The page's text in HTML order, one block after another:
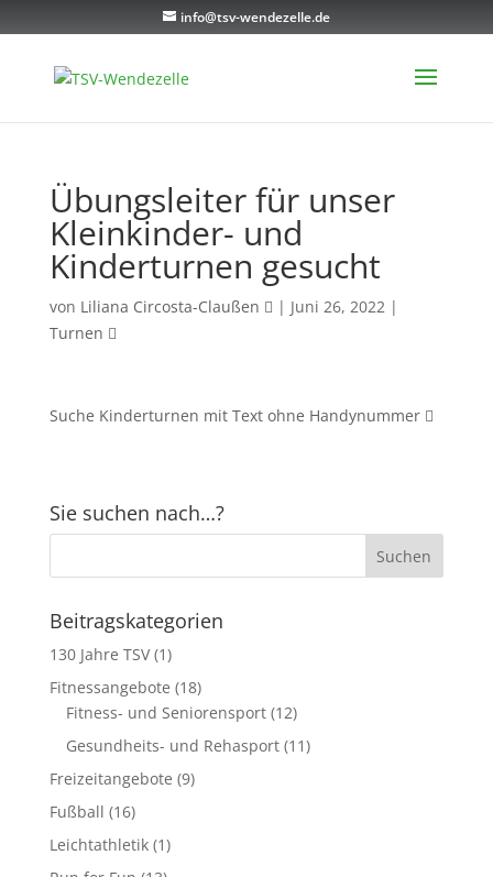
info@tsv-wendezelle.de
Übungsleiter für unser
Kleinkinder- und
Kinderturnen gesucht
von Liliana Circosta-Claußen | Juni 26, 2022|
Turnen
Suche Kinderturnen mit Text ohne Handynummer
Sie suchen nach…?
Beitragskategorien
130 Jahre TSV(1)
Fitnessangebote (18)
Fitness- und Seniorensport(12)
Gesundheits- und Rehasport(11)
Freizeitangebote (9)
Fußball (16)
Leichtathletik(1)